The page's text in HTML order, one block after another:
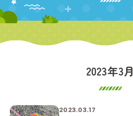
2023年3月
2023.03.17